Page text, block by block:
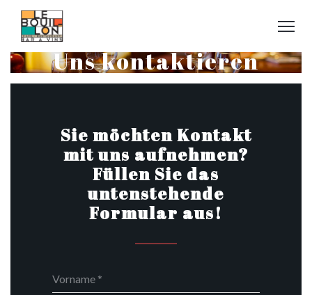
Uns kontaktieren
Sie möchten Kontakt
mit uns aufnehmen?
Füllen Sie das
untenstehende
Formular aus!